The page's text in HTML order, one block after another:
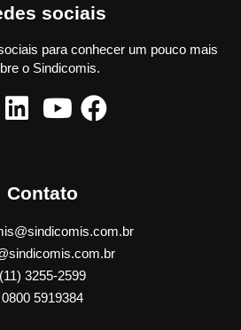
sociais
para conhecer um pouco mais
o Sindicomis.
Contato
(11) 3255-2599
0800 5919384